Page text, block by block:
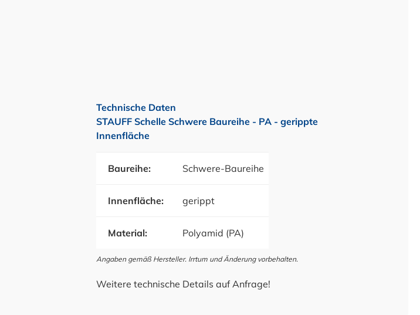
Technische Daten
STAUFF Schelle Schwere Baureihe - PA - gerippte
Innenfläche
Baureihe: Schwere-Baureihe
Innenfläche: gerippt
Material: Polyamid (PA)
Angaben gemäß Hersteller. Irrtum und Änderung vorbehalten.
Weitere technische Details auf Anfrage!